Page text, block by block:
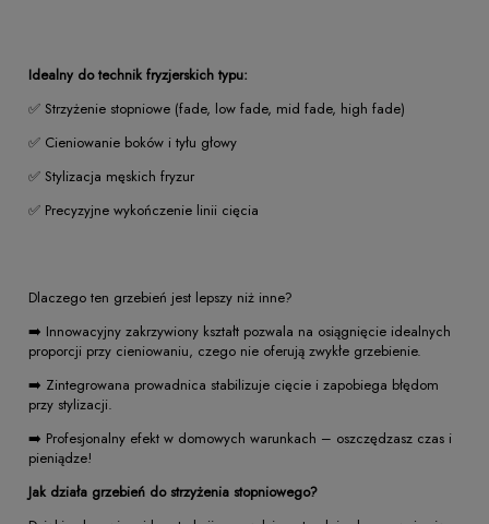
Idealny do technik fryzjerskich typu:
✅ Strzyżenie stopniowe (fade, low fade, mid fade, high fade)
✅ Cieniowanie boków i tyłu głowy
✅ Stylizacja męskich fryzur
✅ Precyzyjne wykończenie linii cięcia
Dlaczego ten grzebień jest lepszy niż inne?
➡️ Innowacyjny zakrzywiony kształt pozwala na osiągnięcie idealnych
proporcji przy cieniowaniu, czego nie oferują zwykłe grzebienie.
➡️ Zintegrowana prowadnica stabilizuje cięcie i zapobiega błędom
przy stylizacji.
➡️ Profesjonalny efekt w domowych warunkach – oszczędzasz czas i
pieniądze!
Jak działa grzebień do strzyżenia stopniowego?